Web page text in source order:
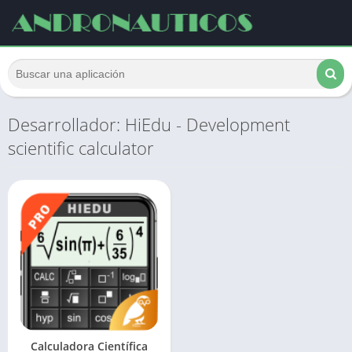
Desarrollador: HiEdu - Development
scientific calculator
Calculadora Científica